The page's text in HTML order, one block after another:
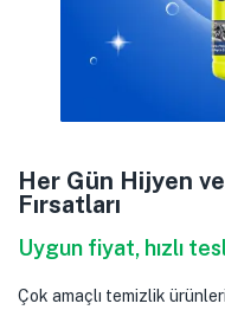
Her Gün Hijyen
Fırsatları
Uygun fiyat, hızlı
Çok amaçlı temizlik